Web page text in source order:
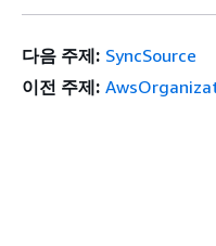
다음 주제: SyncSource
이전 주제: